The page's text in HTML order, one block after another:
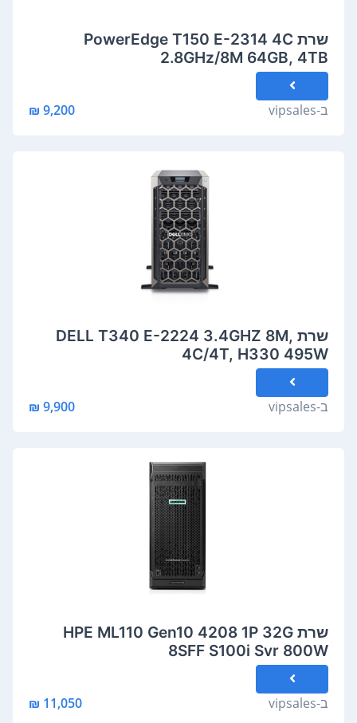
שרת PowerEdge T150 E-2314 4C
2.8GHz/8M 64GB, 4TB
ב-vipsales
9,200 ₪
שרת DELL T340 E-2224 3.4GHZ 8M,
4C/4T, H330 495W
ב-vipsales
9,900 ₪
שרת HPE ML110 Gen10 4208 1P 32G
8SFF S100i Svr 800W
ב-vipsales
11,050 ₪